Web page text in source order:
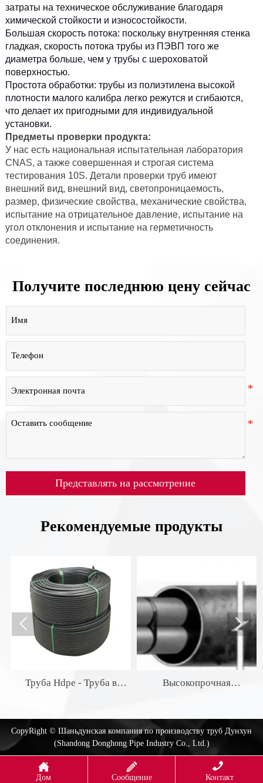
затраты на техническое обслуживание благодаря
химической стойкости и износостойкости.
Большая скорость потока: поскольку внутренняя стенка
гладкая, скорость потока трубы из ПЭВП того же
диаметра больше, чем у трубы с шероховатой
поверхностью.
Простота обработки: трубы из полиэтилена высокой
плотности малого калибра легко режутся и сгибаются,
что делает их пригодными для индивидуальной
установки.
Предметы проверки продукта:
У нас есть национальная испытательная лаборатория
CNAS, а также совершенная и строгая система
тестирования 10S. Детали проверки труб имеют
внешний вид, внешний вид, светопроницаемость,
размер, физические свойства, механические свойства,
испытание на отрицательное давление, испытание на
угол отклонения и испытание на герметичность
соединения.
Получите последнюю цену сейчас
Представлять на рассмотрение
Рекомендуемые продукты
Труба Hdpe - Труба в
Высокопрочная
 
CopyRight © Шаньдунская компания по производству труб Дунхун
(Shandong Donghong Pipe Industry Co., Ltd.)

Дом

Сообщение

Контакт